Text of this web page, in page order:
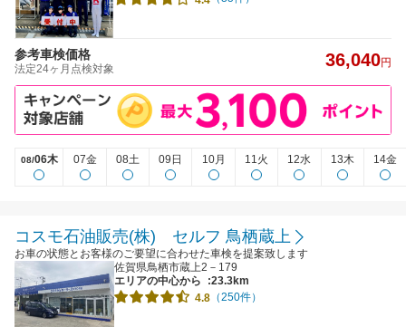
参考車検価格
法定24ヶ月点検対象 36,040円
08/06木 07金 08土 09日 10月 11火 12水 13木 14金
コスモ石油販売(株) セルフ 鳥栖蔵上
お車の状態とお客様のご要望に合わせた車検を提案致します
佐賀県鳥栖市蔵上2－179
エリアの中心から
:23.3km
4.8 （250件）